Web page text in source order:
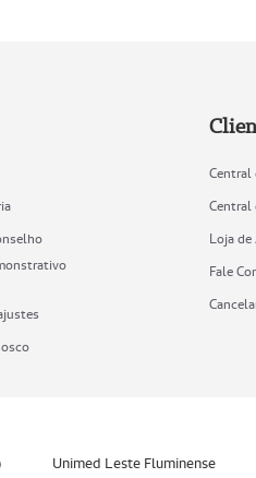
Central
Central
Loja
Fale
Unimed Leste Fluminense